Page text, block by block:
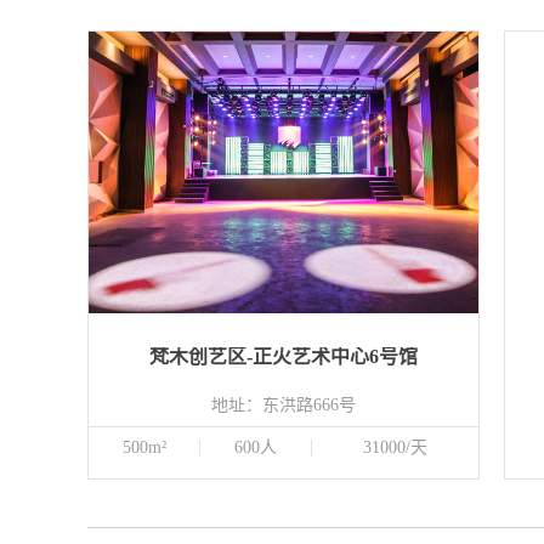
梵木创艺区-正火艺术中心6号馆
地址：东洪路666号
500m² 600人 31000/天